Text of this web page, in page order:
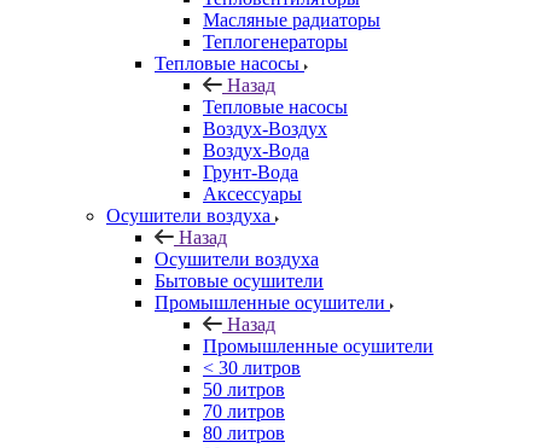
Масляные радиаторы
Теплогенераторы
Тепловые насосы
Назад
Тепловые насосы
Воздух-Воздух
Воздух-Вода
Грунт-Вода
Аксессуары
Осушители воздуха
Назад
Осушители воздуха
Бытовые осушители
Промышленные осушители
Назад
Промышленные осушители
< 30 литров
50 литров
70 литров
80 литров